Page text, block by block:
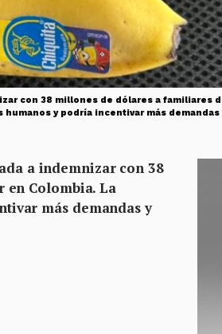
con 38 millones de dólares a familiares
y podría incentivar más
a indemnizar con 38
Colombia. La
más demandas y